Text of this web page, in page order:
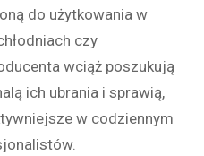
do użytkowania w
czy
wciąż poszukują
ich ubrania i sprawią,
w codziennym